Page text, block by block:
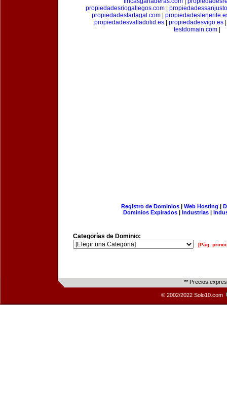
propiedadesriogallegos.com|
propiedadestartagal.com|
propiedadesvalladolid.es
propiedadesvigo.es
testdomain.com
Registro de Dominios| Web Hosting |
Dominios Expirados | Industrias |
Categorías de Dominio:
[Pág.
** Precios
© 2002/2022 Solo10.com